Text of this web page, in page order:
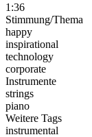
1:36
Stimmung/Thema
happy
inspirational
technology
corporate
Instrumente
strings
piano
Weitere Tags
instrumental